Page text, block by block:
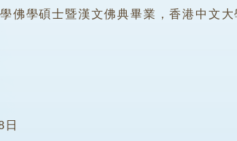
學碩士暨漢文佛典畢業，香港中文大